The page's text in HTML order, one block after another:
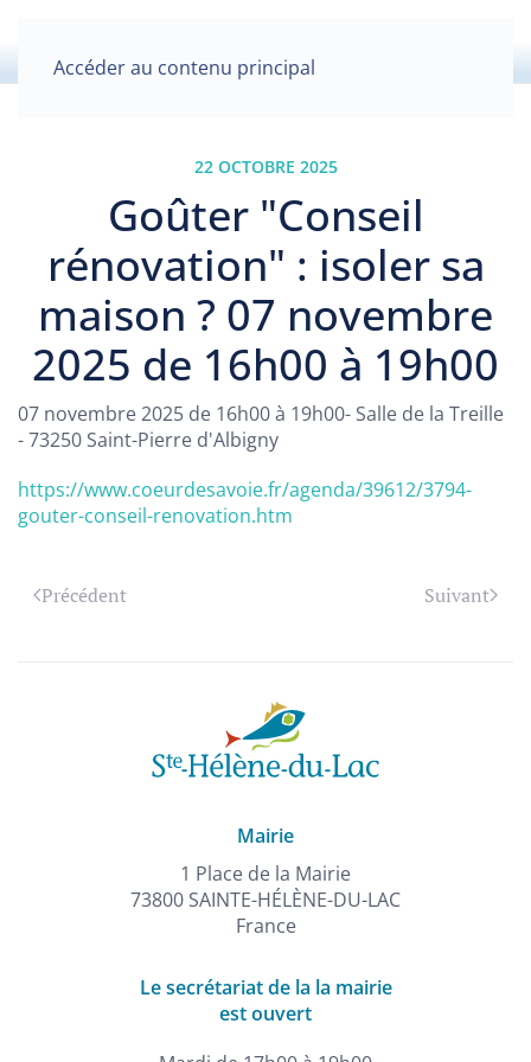
Accéder au contenu principal
22 OCTOBRE 2025
Goûter "Conseil
rénovation" : isoler sa
maison ? 07 novembre
2025 de 16h00 à 19h00
07 novembre 2025 de 16h00 à 19h00- Salle de la Treille
- 73250 Saint-Pierre d'Albigny
https://www.coeurdesavoie.fr/agenda/39612/3794-
gouter-conseil-renovation.htm
Précédent Suivant
Mairie
1 Place de la Mairie
73800 SAINTE-HÉLÈNE-DU-LAC
France
Le secrétariat de la la mairie
est ouvert